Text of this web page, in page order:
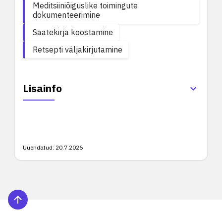
Meditsiiniõiguslike toimingute
dokumenteerimine
Saatekirja koostamine
Retsepti väljakirjutamine
Lisainfo
Uuendatud: 20.7.2026